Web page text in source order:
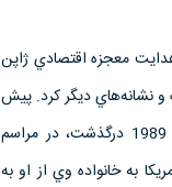
معجزه اقتصادي ژاپن
و نشانه‌هاي ديگر كرد. پيش
از مرگش، كمتر سازماني روي كره خاكي مشترياني بيشتر از او داشت، هنگامي كه درسال 1989 درگذشت، در مراسم
به خانواده وي از او به